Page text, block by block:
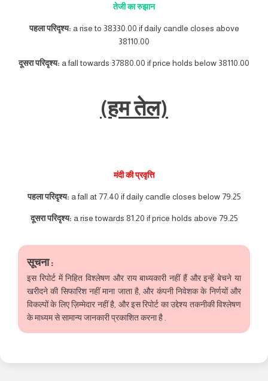
तेजी का रुझान
पहला परिदृश्य: a rise to 38330.00 if daily candle closes above
38110.00
दूसरा परिदृश्य: a fall towards 37880.00 if price holds below 38110.00
(हम तेल)
मंदी की प्रवृत्ति
पहला परिदृश्य: a fall at 77.40 if daily candle closes below 79.25
दूसरा परिदृश्य: a rise towards 81.20 if price holds above 79.25
सूचना :
इस रिपोर्ट में निहित विश्लेषण और राय बाध्यकारी नहीं हैं और इन्हें बेचने या
खरीदने की सिफारिश नहीं माना जाता है, और कंपनी निवेशक के निर्णयों और
विकल्पों के लिए ज़िम्मेदार नहीं है, और इस रिपोर्ट का उद्देश्य तकनीकी विश्लेषण
के माध्यम से सामान्य जानकारी प्रकाशित करना है .